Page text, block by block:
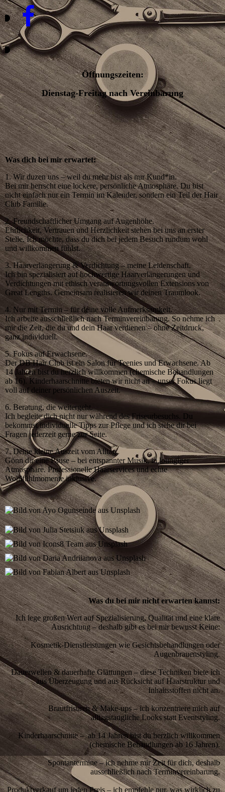
Öffnungszeiten:
Dienstag-Freitag nach Vereinbarung
Was dich bei mir erwartet:
1. Wir duzen uns – weil du mehr bist als nur Kund*in.
Bei mir herrscht eine lockere, persönliche Atmosphäre. Du bist
nicht einfach nur ein Termin im Kalender, sondern ein Teil der Hair
Club Familie.
2. Freundschaftlicher Umgang auf Augenhöhe.
Ehrlichkeit, Vertrauen und Herzlichkeit stehen bei uns an erster
Stelle. Ich möchte, dass du dich bei jedem Besuch rundum wohl
und willkommen fühlst.
3. Haarverlängerung & Verdichtung – meine Leidenschaft.
Ich bin spezialisiert auf hochwertige Haarverlängerungen und
Verdichtungen mit ethisch verantwortungsvollen Extensions von
Great Lengths. Gemeinsam realisieren wir deinen Traumlook.
4. Nur mit Termin – für deine volle Aufmerksamkeit.
Ich arbeite ausschließlich nach Terminvereinbarung. So nehme ich
mir die Zeit, die du und dein Haar verdienen – ohne Zeitdruck,
ganz individuell.
5. Fokus auf Erwachsene.
Der DB Hair Club ist ein Salon für Teenies und Erwachsene. Ab
14 Jahren bist du herzlich willkommen (chemische Behandlungen
ab 16). Kinderhaarschnitte bieten wir nicht an – unser Fokus liegt
voll auf deiner persönlichen Auszeit.
6. Beratung, die weitergeht.
Ich begleite dich nicht nur während des Friseurbesuchs. Du
bekommst individuelle Tipps zur Pflege und ich stehe dir bei
Fragen jederzeit gerne zur Seite.
7. Deine kleine Auszeit vom Alltag.
Gönn dir eine Pause – bei entspannter Musik, in loungiger
Atmosphäre. Professionelle Haarservices und echte
Wohlfühlmomente inklusive.
Was du bei mir nicht erwarten kannst:
Ich lege großen Wert auf Spezialisierung, Qualität und eine klare
Ausrichtung – deshalb gibt es bei mir bewusst Keine:
Kosmetik-Dienstleistungen wie Gesichtsbehandlungen oder
Augenbrauenstyling.
Dauerwellen & dauerhafte Glättungen – diese Techniken biete ich
aus Überzeugung und aus Rücksicht auf Haarstruktur und
Inhaltsstoffen nicht an.
Brautfrisuren & Make-ups – ich konzentriere mich auf
alltagstaugliche Looks statt Eventstyling.
Kinderhaarschnitte – ab 14 Jahren bist du herzlich willkommen
(chemische Behandlungen ab 16 Jahren).
Spontantermine – ich nehme mir Zeit für dich, deshalb
ausschließlich nach Terminvereinbarung.
Produktverkauf um jeden Preis – ich empfehle nur, was wirklich zu